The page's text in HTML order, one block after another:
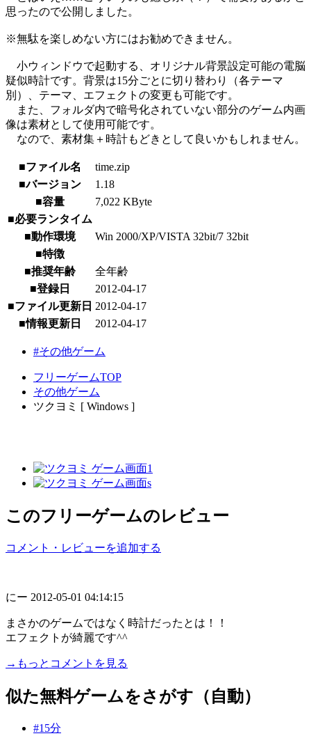
思ったので公開しました。
※無駄を楽しめない方にはお勧めできません。
小ウィンドウで起動する、オリジナル背景設定可能の電脳
疑似時計です。背景は15分ごとに切り替わり（各テーマ
別）、テーマ、エフェクトの変更も可能です。
また、フォルダ内で暗号化されていない部分のゲーム内画
像は素材として使用可能です。
なので、素材集＋時計もどきとして良いかもしれません。
■ファイル名
time.zip
■バージョン
1.18
■容量
7,022 KByte
■必要ランタイム
■動作環境
Win 2000/XP/VISTA 32bit/7 32bit
■特徴
■推奨年齢
全年齢
■登録日
2012-04-17
■ファイル更新日 2012-04-17
■情報更新日
2012-04-17
#その他ゲーム
フリーゲームTOP
その他ゲーム
ツクヨミ [ Windows ]
このフリーゲームのレビュー
コメント・レビューを追加する
にー 2012-05-01 04:14:15
まさかのゲームではなく時計だったとは！！
エフェクトが綺麗です^^
→もっとコメントを見る
似た無料ゲームをさがす（自動）
#15分